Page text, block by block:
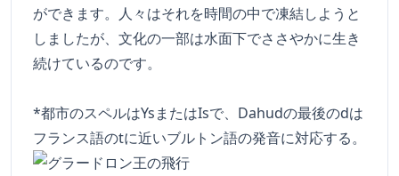
ができます。人々はそれを時間の中で凍結しようと
しましたが、文化の一部は水面下でささやかに生き
続けているのです。
*都市のスペルはYsまたはIsで、Dahudの最後のdは
フランス語のtに近いブルトン語の発音に対応する。